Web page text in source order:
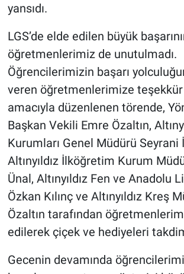
yansıdı.
LGS’de elde edilen büyük
öğretmenlerimiz de unutulmadı.
Öğrencilerimizin başarı
veren öğretmenlerimize
amacıyla düzenlenen törende,
Başkan Vekili Emre Özaltın,
Kurumları Genel Müdürü Seyrani
Altınyıldız İlköğretim Kurum
Ünal, Altınyıldız Fen ve Anadolu
Özkan Kılınç ve Altınyıldız Kreş
Özaltın tarafından
edilerek çiçek ve hediyeleri
Gecenin devamında